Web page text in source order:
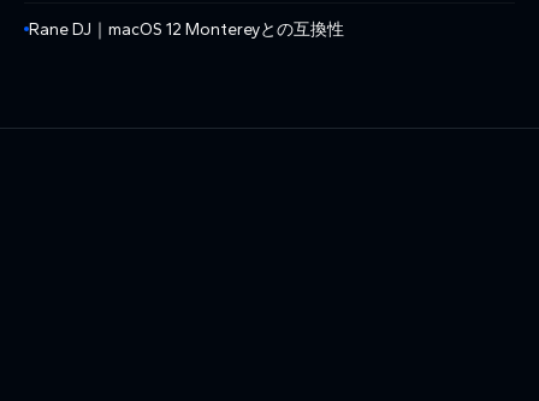
Rane DJ｜macOS 12 Montereyとの互換性